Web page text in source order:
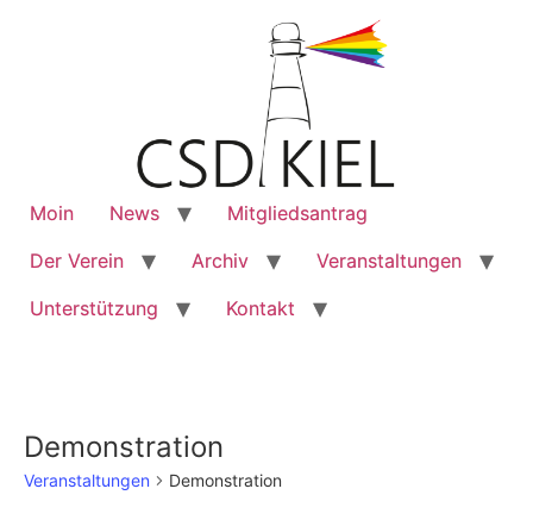
Moin News
Mitgliedsantrag
Der Verein
Archiv
Veranstaltungen
Unterstützung
Kontakt
Demonstration
Veranstaltungen Demonstration